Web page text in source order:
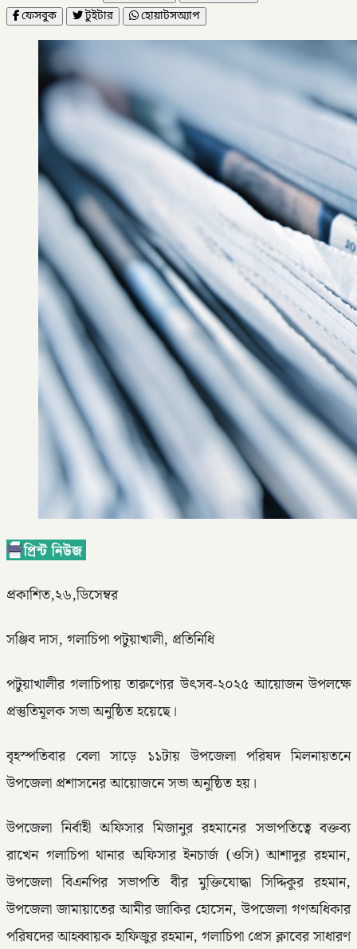
ফেসবুক
টুইটার হোয়াটসঅ্যাপ
প্রকাশিত,২৬,ডিসেম্বর
সঞ্জিব দাস, গলাচিপা পটুয়াখালী, প্রতিনিধি
পটুয়াখালীর গলাচিপায় তারুণ্যের উৎসব-২০২৫ আয়োজন উপলক্ষে
প্রস্তুতিমূলক সভা অনুষ্ঠিত হয়েছে।
বৃহস্পতিবার বেলা সাড়ে ১১টায় উপজেলা পরিষদ মিলনায়তনে
উপজেলা প্রশাসনের আয়োজনে সভা অনুষ্ঠিত হয়।
উপজেলা নির্বাহী অফিসার মিজানুর রহমানের সভাপতিত্বে বক্তব্য
রাখেন গলাচিপা থানার অফিসার ইনচার্জ (ওসি) আশাদুর রহমান,
উপজেলা বিএনপির সভাপতি বীর মুক্তিযোদ্ধা সিদ্দিকুর রহমান,
উপজেলা জামায়াতের আমীর জাকির হোসেন, উপজেলা গণঅধিকার
পরিষদের আহব্বায়ক হাফিজুর রহমান, গলাচিপা প্রেস ক্লাবের সাধারণ